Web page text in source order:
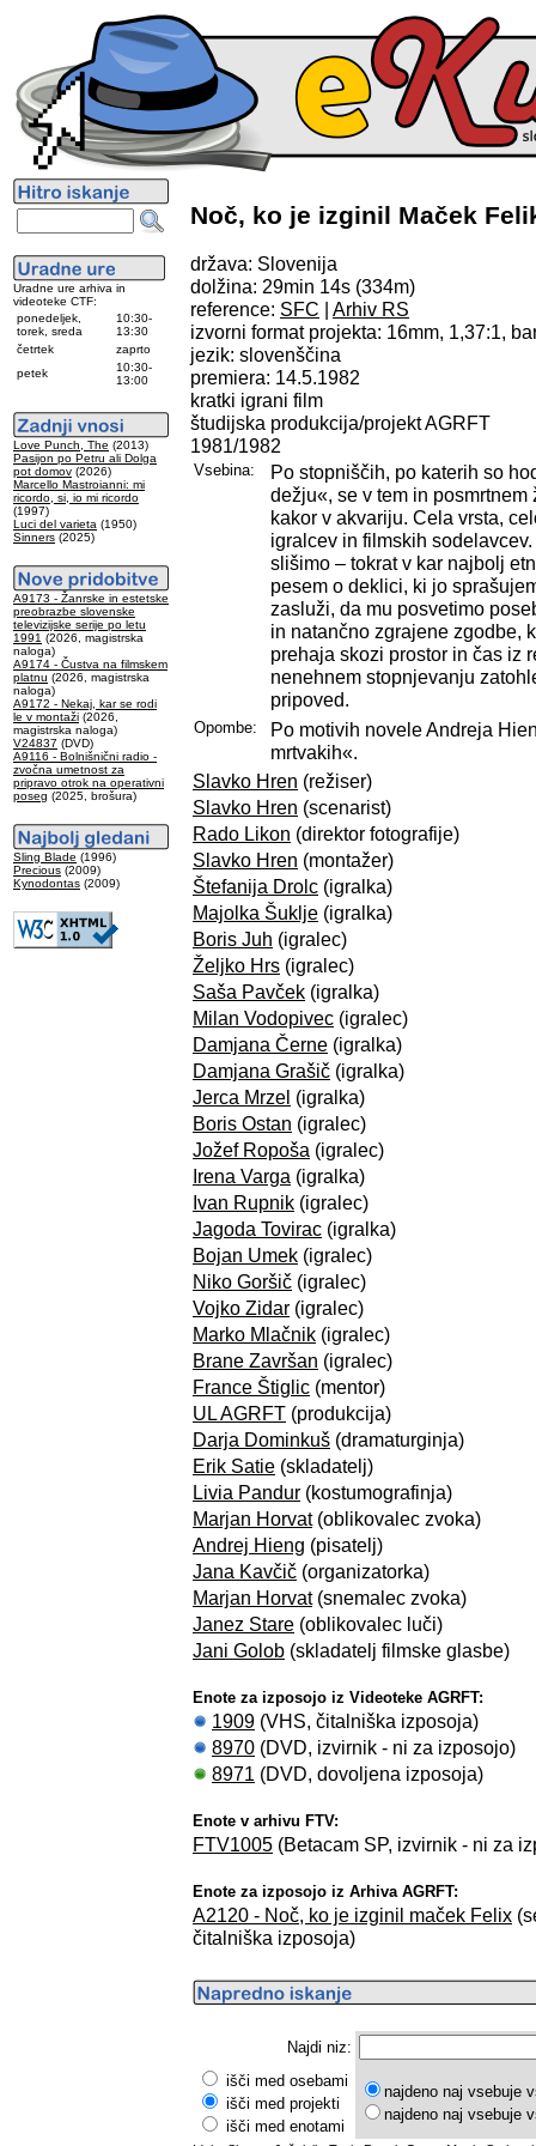
Uradne ure arhiva in
videoteke CTF:
ponedeljek,
torek, sreda
10:30-
13:30
četrtek
zaprto
petek
10:30-
13:00
Love Punch, The (2013)
Pasijon po Petru ali Dolga
pot domov (2026)
Marcello Mastroianni: mi
ricordo, si, io mi ricordo
(1997)
Luci del varieta (1950)
Sinners (2025)
A9173 - Žanrske in estetske
preobrazbe slovenske
televizijske serije po letu
1991 (2026, magistrska
naloga)
A9174 - Čustva na filmskem
platnu (2026, magistrska
naloga)
A9172 - Nekaj, kar se rodi
le v montaži (2026,
magistrska naloga)
V24837 (DVD)
A9116 - Bolnišnični radio -
zvočna umetnost za
pripravo otrok na operativni
poseg (2025, brošura)
Sling Blade (1996)
Precious (2009)
Kynodontas (2009)
Noč, ko je izginil Maček
država: Slovenija
dolžina: 29min 14s (334m)
reference: SFC
Arhiv RS
izvorni format projekta: 16mm, 1,37:1,
jezik: slovenščina
premiera: 14.5.1982
kratki igrani film
študijska produkcija/projekt AGRFT
1981/1982
Vsebina:
Po stopniščih, po katerih so
dežju«, se v tem in
kakor v akvariju. Cela vrsta,
igralcev in filmskih
slišimo – tokrat v kar najbolj
pesem o deklici, ki jo
zasluži, da mu posvetimo
in natančno zgrajene zgodbe,
prehaja skozi prostor in čas iz
nenehnem stopnjevanju
pripoved.
Opombe:
Po motivih novele Andreja
mrtvakih«.
Slavko Hren (režiser)
Slavko Hren (scenarist)
Rado Likon (direktor fotografije)
Slavko Hren (montažer)
Štefanija Drolc (igralka)
Majolka Šuklje (igralka)
Boris Juh (igralec)
Željko Hrs (igralec)
Saša Pavček (igralka)
Milan Vodopivec (igralec)
Damjana Černe (igralka)
Damjana Grašič (igralka)
Jerca Mrzel (igralka)
Boris Ostan (igralec)
Jožef Ropoša (igralec)
Irena Varga (igralka)
Ivan Rupnik (igralec)
Jagoda Tovirac (igralka)
Bojan Umek (igralec)
Niko Goršič (igralec)
Vojko Zidar (igralec)
Marko Mlačnik (igralec)
Brane Završan (igralec)
France Štiglic (mentor)
UL AGRFT (produkcija)
Darja Dominkuš (dramaturginja)
Erik Satie (skladatelj)
Livia Pandur (kostumografinja)
Marjan Horvat(oblikovalec zvoka)
Andrej Hieng (pisatelj)
Jana Kavčič (organizatorka)
Marjan Horvat(snemalec zvoka)
Janez Stare (oblikovalec luči)
Jani Golob (skladatelj filmske glasbe)
Enote za izposojo iz Videoteke AGRFT:
1909 (VHS, čitalniška izposoja)
8970 (DVD, izvirnik - ni za izposojo)
8971 (DVD, dovoljena izposoja)
Enote v arhivu FTV:
FTV1005 (Betacam SP, izvirnik - ni za
Enote za izposojo iz Arhiva AGRFT:
A2120 - Noč, ko je izginil maček Felix
čitalniška izposoja)
Najdi niz:
išči med osebami
išči med projekti
išči med enotami
najdeno naj vsebuje
najdeno naj vsebuje